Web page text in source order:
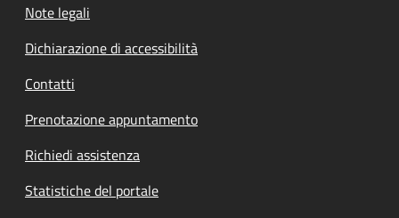
Note legali
Dichiarazione di accessibilità
Contatti
Prenotazione appuntamento
Richiedi assistenza
Statistiche del portale